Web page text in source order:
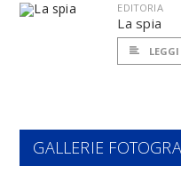
EDITORIA
La spia
LEGGI
GALLERIE